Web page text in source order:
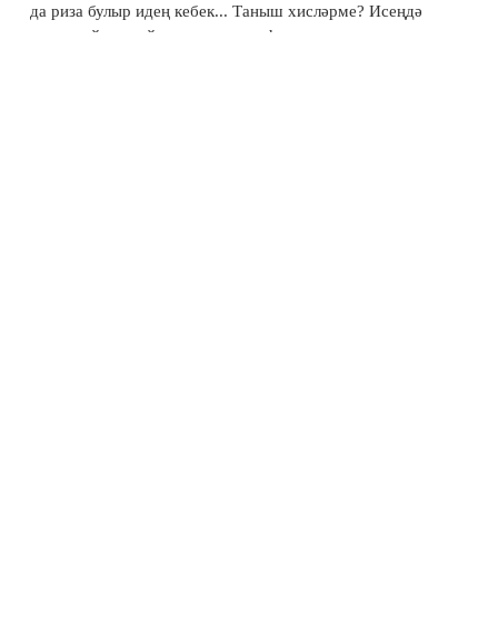
да риза булыр идең кебек... Таныш хисләрме? Исеңдә
калдыр: йорт хайванын холкыңа һәм мөмкинлекләреңә